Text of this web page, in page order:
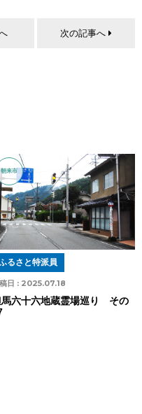
次の記事へ
朝来市
日 : 2025.07.18
るさと特派員
馬六十六地蔵霊場巡り その